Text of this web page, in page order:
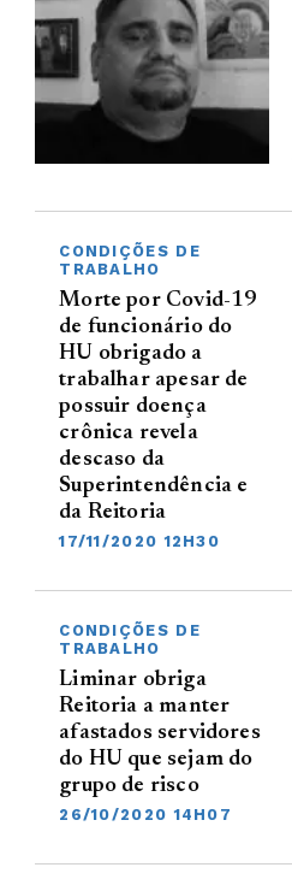
CONDIÇÕES DE
TRABALHO
Morte por Covid-19
de funcionário do
HU obrigado a
trabalhar apesar de
possuir doença
crônica revela
descaso da
Superintendência e
da Reitoria
17/11/2020 12H30
CONDIÇÕES DE
TRABALHO
Liminar obriga
Reitoria a manter
afastados servidores
do HU que sejam do
grupo de risco
26/10/2020 14H07